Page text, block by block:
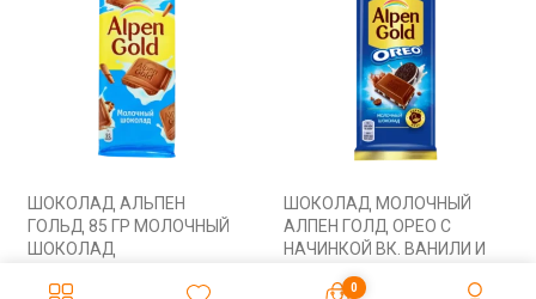
ШОКОЛАД АЛЬПЕН
ГОЛЬД 85 ГР МОЛОЧНЫЙ
ШОКОЛАД
935₸
ШОКОЛАД МОЛОЧНЫЙ
АЛПЕН ГОЛД ОРЕО С
НАЧИНКОЙ ВК. ВАНИЛИ И
0